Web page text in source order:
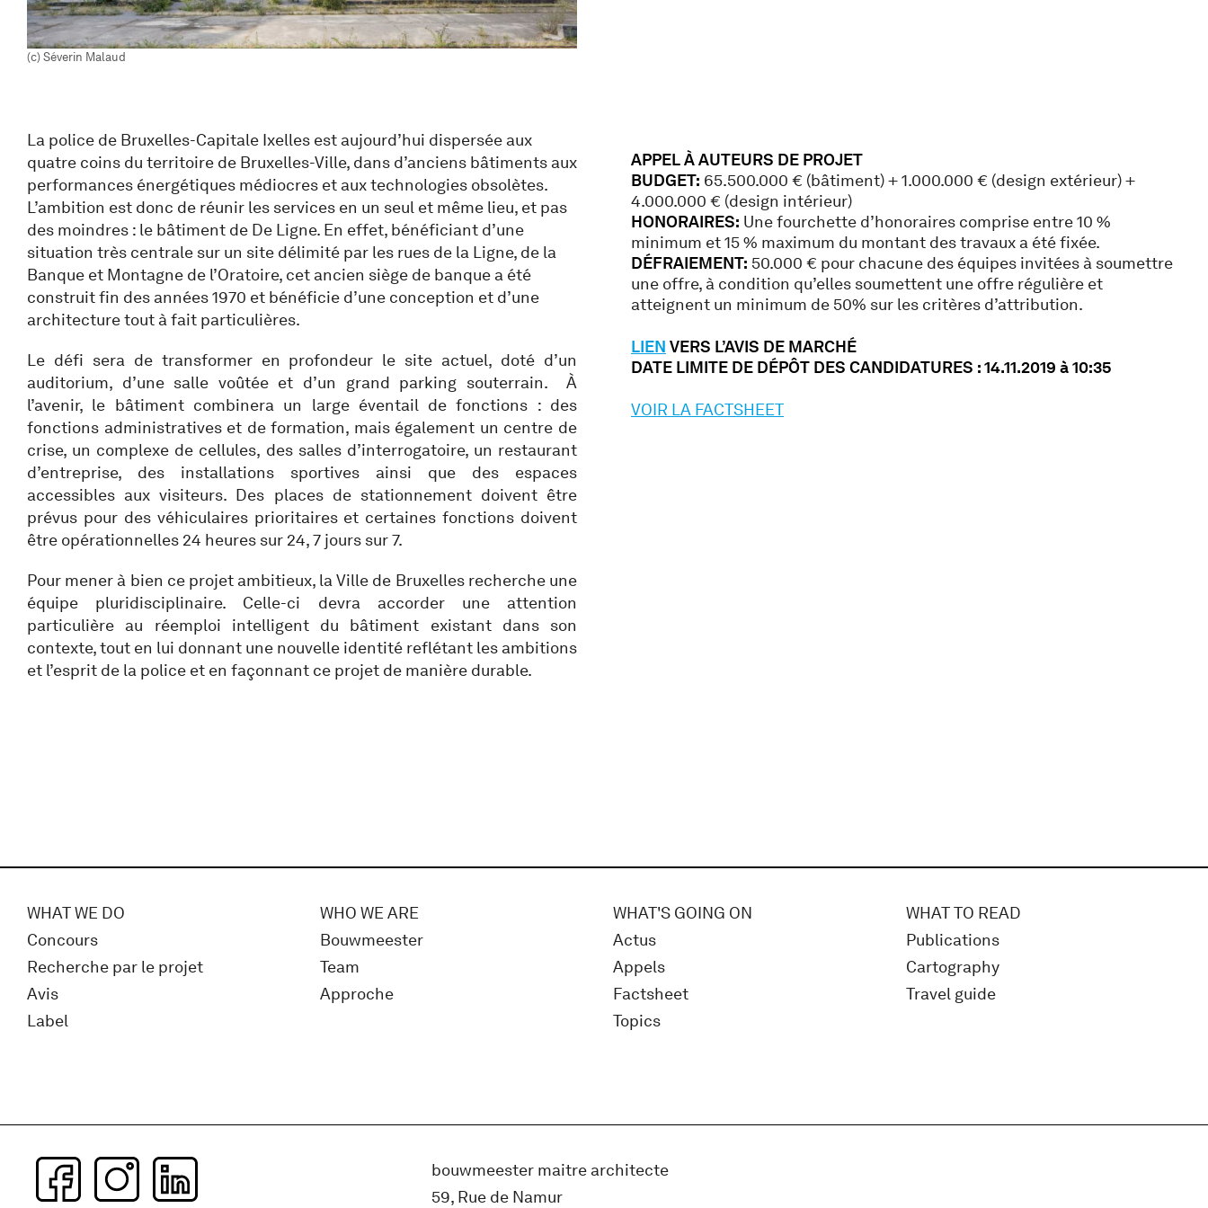
(c) Séverin Malaud
La police de Bruxelles-Capitale Ixelles est aujourd’hui dispersée aux
quatre coins du territoire de Bruxelles-Ville, dans d’anciens bâtiments aux
performances énergétiques médiocres et aux technologies obsolètes.
L’ambition est donc de réunir les services en un seul et même lieu, et pas
des moindres : le bâtiment de De Ligne. En effet, bénéficiant d’une
situation très centrale sur un site délimité par les rues de la Ligne, de la
Banque et Montagne de l’Oratoire, cet ancien siège de banque a été
construit fin des années 1970 et bénéficie d’une conception et d’une
architecture tout à fait particulières.
Le défi sera de transformer en profondeur le site actuel, doté d’un
auditorium, d’une salle voûtée et d’un grand parking souterrain. À
l’avenir, le bâtiment combinera un large éventail de fonctions : des
fonctions administratives et de formation, mais également un centre de
crise, un complexe de cellules, des salles d’interrogatoire, un restaurant
d’entreprise, des installations sportives ainsi que des espaces
accessibles aux visiteurs. Des places de stationnement doivent être
prévus pour des véhiculaires prioritaires et certaines fonctions doivent
être opérationnelles 24 heures sur 24, 7 jours sur 7.
Pour mener à bien ce projet ambitieux, la Ville de Bruxelles recherche une
équipe pluridisciplinaire. Celle-ci devra accorder une attention
particulière au réemploi intelligent du bâtiment existant dans son
contexte, tout en lui donnant une nouvelle identité reflétant les ambitions
et l’esprit de la police et en façonnant ce projet de manière durable.
APPEL À AUTEURS DE PROJET
BUDGET: 65.500.000 € (bâtiment) + 1.000.000 € (design extérieur) +
4.000.000 € (design intérieur)
HONORAIRES: Une fourchette d’honoraires comprise entre 10 %
minimum et 15 % maximum du montant des travaux a été fixée.
DÉFRAIEMENT: 50.000 € pour chacune des équipes invitées à soumettre
une offre, à condition qu’elles soumettent une offre régulière et
atteignent un minimum de 50% sur les critères d’attribution.
LIEN VERS L’AVIS DE MARCHÉ
DATE LIMITE DE DÉPÔT DES CANDIDATURES : 14.11.2019 à 10:35
VOIR LA FACTSHEET
WHAT WE DO
Concours
Recherche par le projet
Avis
Label
WHO WE ARE
Bouwmeester
Team
Approche
WHAT'S GOING ON
Actus
Appels
Factsheet
Topics
WHAT TO READ
Publications
Cartography
Travel guide
bouwmeester maitre architecte
59, Rue de Namur